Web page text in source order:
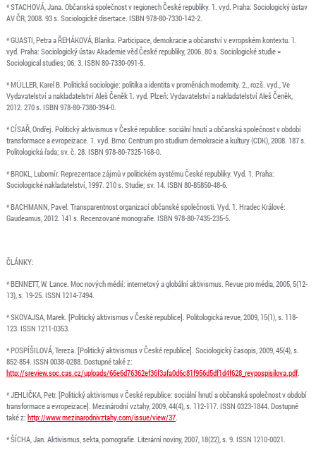
* STACHOVÁ, Jana. Občanská společnost v regionech České republiky. 1. vyd. Praha: Sociologický ústav
AV ČR, 2008. 93 s. Sociologické disertace. ISBN 978-80-7330-142-2.
* GUASTI, Petra a ŘEHÁKOVÁ, Blanka. Participace, demokracie a občanství v evropském kontextu. 1.
vyd. Praha: Sociologický ústav Akademie věd České republiky, 2006. 80 s. Sociologické studie =
Sociological studies; 06: 3. ISBN 80-7330-091-5.
* MÜLLER, Karel B. Politická sociologie: politika a identita v proměnách modernity. 2., rozš. vyd., Ve
Vydavatelství a nakladatelství Aleš Čeněk 1. vyd. Plzeň: Vydavatelství a nakladatelství Aleš Čeněk,
2012. 270 s. ISBN 978-80-7380-394-0.
* CÍSAŘ, Ondřej. Politický aktivismus v České republice: sociální hnutí a občanská společnost v období
transformace a evropeizace. 1. vyd. Brno: Centrum pro studium demokracie a kultury (CDK), 2008. 187 s.
Politologická řada; sv. č. 28. ISBN 978-80-7325-168-0.
* BROKL, Lubomír. Reprezentace zájmů v politickém systému České republiky. Vyd. 1. Praha:
Sociologické nakladatelství, 1997. 210 s. Studie; sv. 14. ISBN 80-85850-48-6.
* BACHMANN, Pavel. Transparentnost organizací občanské společnosti. Vyd. 1. Hradec Králové:
Gaudeamus, 2012. 141 s. Recenzované monografie. ISBN 978-80-7435-235-5.
ČLÁNKY:
* BENNETT, W. Lance. Moc nových médií: internetový a globální aktivismus. Revue pro média, 2005, 5(12-
13), s. 19-25. ISSN 1214-7494.
* SKOVAJSA, Marek. [Politický aktivismus v České republice]. Politologická revue, 2009, 15(1), s. 118-
123. ISSN 1211-0353.
* POSPÍŠILOVÁ, Tereza. [Politický aktivismus v České republice]. Sociologický časopis, 2009, 45(4), s.
852-854. ISSN 0038-0288. Dostupné také z:
http://sreview.soc.cas.cz/uploads/66e6d76362ef36f3afa0d6c81f956d5df1d4f628_revpospisilova.pdf.
* JEHLIČKA, Petr. [Politický aktivismus v České republice: sociální hnutí a občanská společnost v období
transformace a evropeizace]. Mezinárodní vztahy, 2009, 44(4), s. 112-117. ISSN 0323-1844. Dostupné
také z: http://www.mezinarodnivztahy.com/issue/view/37.
* ŠÍCHA, Jan. Aktivismus, sekta, pornografie. Literární noviny, 2007, 18(22), s. 9. ISSN 1210-0021.